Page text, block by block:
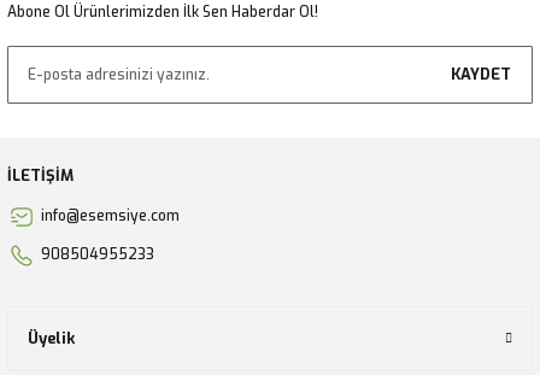
Abone Ol Ürünlerimizden İlk Sen Haberdar Ol!
KAYDET
İLETİŞİM
info@esemsiye.com
908504955233
Üyelik